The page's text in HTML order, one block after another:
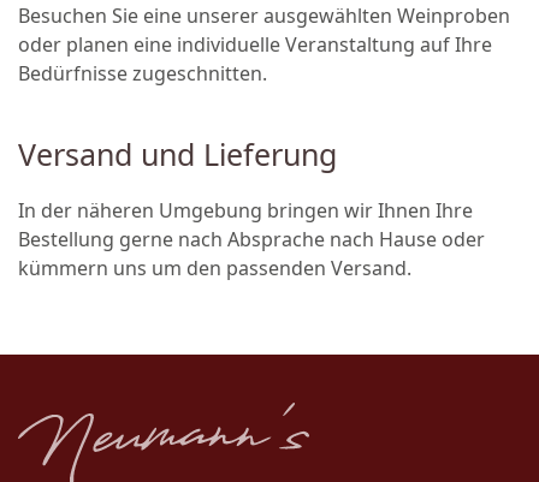
Besuchen Sie eine unserer ausgewählten Weinproben
oder planen eine individuelle Veranstaltung auf Ihre
Bedürfnisse zugeschnitten.
Versand und Lieferung
In der näheren Umgebung bringen wir Ihnen Ihre
Bestellung gerne nach Absprache nach Hause oder
kümmern uns um den passenden Versand.